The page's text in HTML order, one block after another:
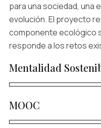
para una sociedad, una
evolución. El proyecto
componente ecológico
responde a los retos
Mentalidad
MOOC